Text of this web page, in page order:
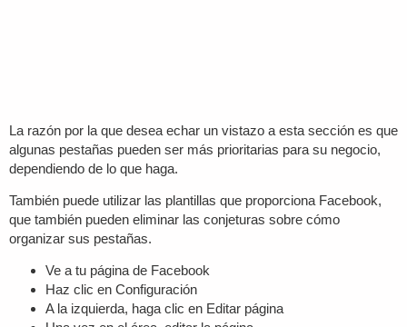
La razón por la que desea echar un vistazo a esta sección es que
algunas pestañas pueden ser más prioritarias para su negocio,
dependiendo de lo que haga.
También puede utilizar las plantillas que proporciona Facebook,
que también pueden eliminar las conjeturas sobre cómo
organizar sus pestañas.
Ve a tu página de Facebook
Haz clic en Configuración
A la izquierda, haga clic en Editar página